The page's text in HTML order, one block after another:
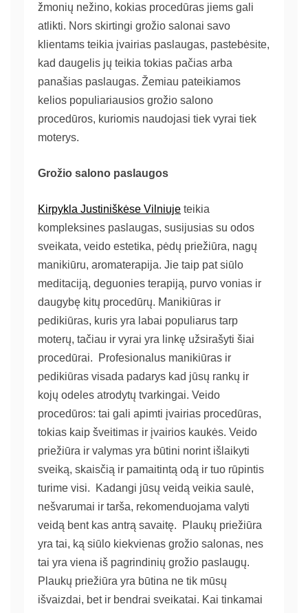
žmonių nežino, kokias procedūras jiems gali
atlikti. Nors skirtingi grožio salonai savo
klientams teikia įvairias paslaugas, pastebėsite,
kad daugelis jų teikia tokias pačias arba
panašias paslaugas. Žemiau pateikiamos
kelios populiariausios grožio salono
procedūros, kuriomis naudojasi tiek vyrai tiek
moterys.
Grožio salono paslaugos
Kirpykla Justiniškėse Vilniuje teikia
kompleksines paslaugas, susijusias su odos
sveikata, veido estetika, pėdų priežiūra, nagų
manikiūru, aromaterapija. Jie taip pat siūlo
meditaciją, deguonies terapiją, purvo vonias ir
daugybę kitų procedūrų. Manikiūras ir
pedikiūras, kuris yra labai populiarus tarp
moterų, tačiau ir vyrai yra linkę užsirašyti šiai
procedūrai. Profesionalus manikiūras ir
pedikiūras visada padarys kad jūsų rankų ir
kojų odeles atrodytų tvarkingai. Veido
procedūros: tai gali apimti įvairias procedūras,
tokias kaip šveitimas ir įvairios kaukės. Veido
priežiūra ir valymas yra būtini norint išlaikyti
sveiką, skaisčią ir pamaitintą odą ir tuo rūpintis
turime visi. Kadangi jūsų veidą veikia saulė,
nešvarumai ir tarša, rekomenduojama valyti
veidą bent kas antrą savaitę. Plaukų priežiūra
yra tai, ką siūlo kiekvienas grožio salonas, nes
tai yra viena iš pagrindinių grožio paslaugų.
Plaukų priežiūra yra būtina ne tik mūsų
išvaizdai, bet ir bendrai sveikatai. Kai tinkamai